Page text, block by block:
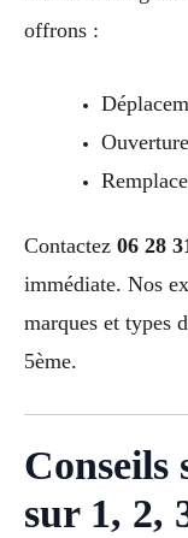
offrons :
Contactez 06 28
immédiate. Nos
marques et types
5ème.
Conseils
sur 1, 2,